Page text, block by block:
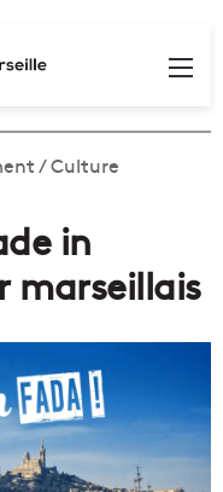
/Culture
in
marseillais